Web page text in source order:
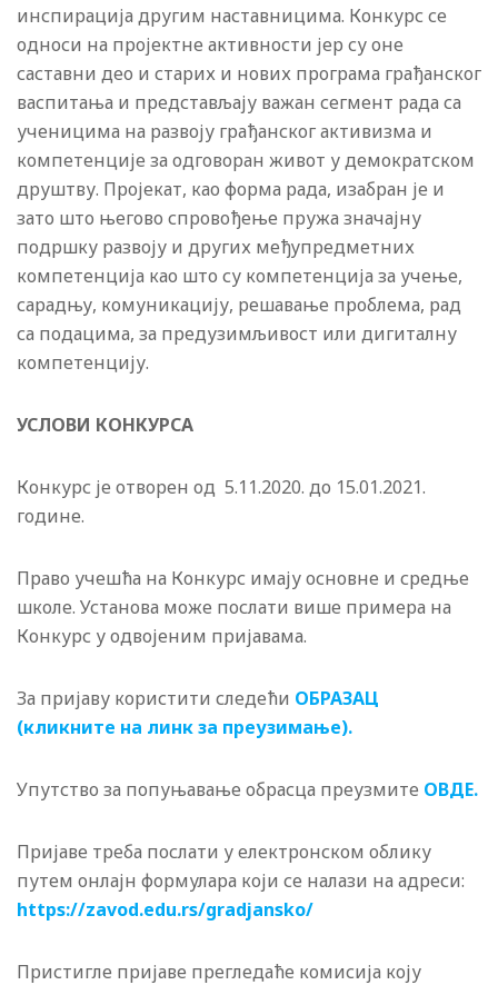
инспирациjа другим наставницима. Конкурс се
односи на проjектне активности jер су оне
саставни део и старих и нових програма грађанског
васпитања и представљаjу важан сегмент рада са
ученицима на развоjу грађанског активизма и
компетенциjе за одговоран живот у демократском
друштву. Проjекат, као форма рада, изабран jе и
зато што његово спровођење пружа значаjну
подршку развоjу и других међупредметних
компетенциjа као што су компетенциjа за учење,
сарадњу, комуникациjу, решавање проблема, рад
са подацима, за предузимљивост или дигиталну
компетенциjу.
УСЛОВИ КОНКУРСА
Конкурс је отворен од 5.11.2020. до 15.01.2021.
године.
Право учешћа на Конкурс имају основне и средње
школе. Установа може послати више примера на
Конкурс у одвојеним пријавама.
За пријаву користити следећи ОБРАЗАЦ
(кликните на линк за преузимање).
Упутство за попуњавање обрасца преузмите ОВДЕ.
Пријаве треба послати у електронском облику
путем онлајн формулара који се налази на адреси:
https://zavod.edu.rs/gradjansko/
Пристигле приjаве прегледаће комисија коју